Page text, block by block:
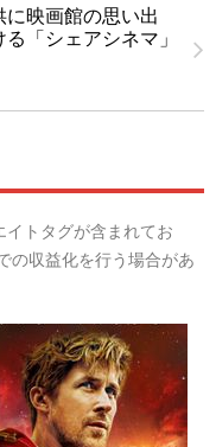
映画館の思い出
「シェアシネマ」
トタグが含まれてお
の収益化を行う場合があ